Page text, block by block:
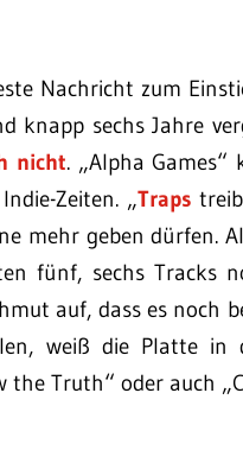
Nachricht zum
knapp sechs Jahre
nicht. „Alpha
Zeiten. „Traps
mehr geben dürfen.
fünf, sechs Tracks
auf, dass es noch
weiß die Platte in
the Truth“ oder auch